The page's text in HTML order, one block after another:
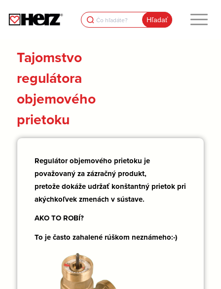
Search
for:
Tajomstvo
regulátora
objemového
prietoku
Regulátor objemového prietoku je
považovaný za zázračný produkt,
pretože dokáže udržať konštantný prietok pri
akýchkoľvek zmenách v sústave.
AKO TO ROBÍ?
To je často zahalené rúškom neznámeho:-)